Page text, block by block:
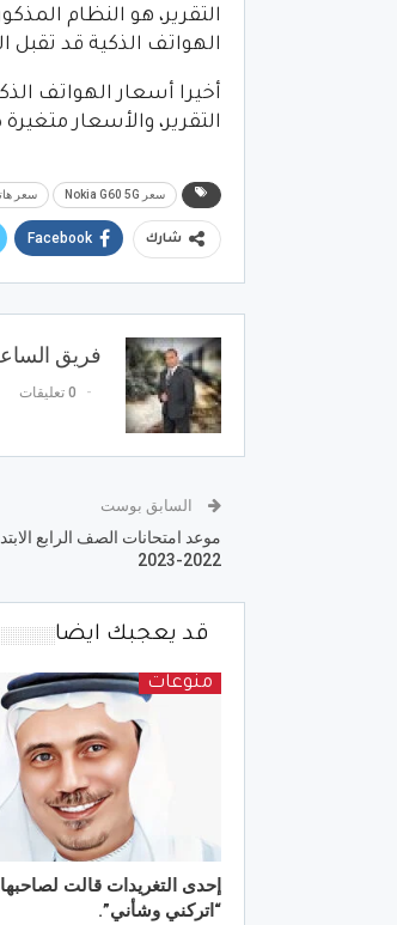
التقرير، هو النظام
الهواتف الذكية قد
أخيرا أسعار الهواتف
التقرير، والأسعار
سعر Nokia G60 5G سعر
شارك Facebook
فريق
0 تعليقات
السابق بوست
موعد امتحانات الصف الرابع
2022-2023
قد يعجبك ايضا
منوعات
إحدى التغريدات قالت
“اتركني وشأني”.